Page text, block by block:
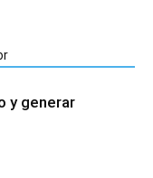
y generar